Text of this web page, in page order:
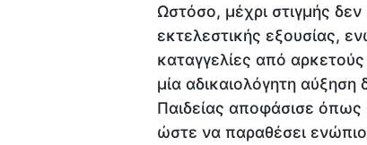
Ωστόσο, μέχρι στιγμής
εκτελεστικής εξουσίας,
καταγγελίες από
μία αδικαιολόγητη
Παιδείας αποφάσισε όπως
ώστε να παραθέσει